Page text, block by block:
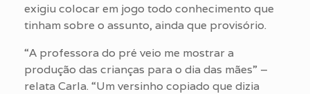
exigiu colocar em jogo todo conhecimento que
tinham sobre o assunto, ainda que provisório.
“A professora do pré veio me mostrar a
produção das crianças para o dia das mães” –
relata Carla. “Um versinho copiado que dizia